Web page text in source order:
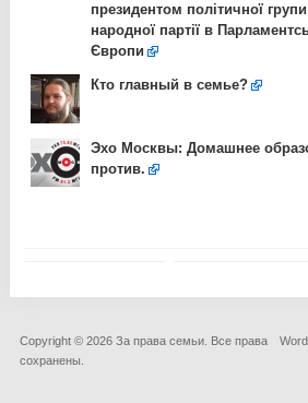
президентом політичної
народної партії в
Європи
Кто главный в семье?
Эхо Москвы: Домашнее
против.
Copyright © 2026 За права семьи. Все права
сохранены.